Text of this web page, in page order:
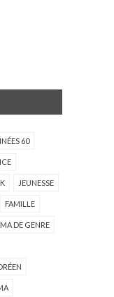
60
JEUNESSE
FAMILLE
DE GENRE